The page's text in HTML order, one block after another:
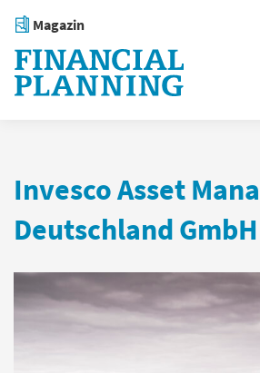
Magazin
Invesco Asset
Deutschland GmbH